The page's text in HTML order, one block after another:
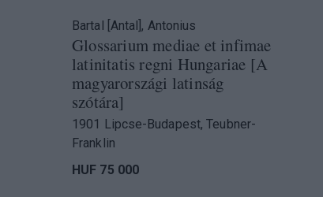
Bartal [Antal], Antonius
Glossarium mediae et infimae
latinitatis regni Hungariae [A
magyarországi latinság
szótára]
1901 Lipcse-Budapest, Teubner-
Franklin
HUF 75 000